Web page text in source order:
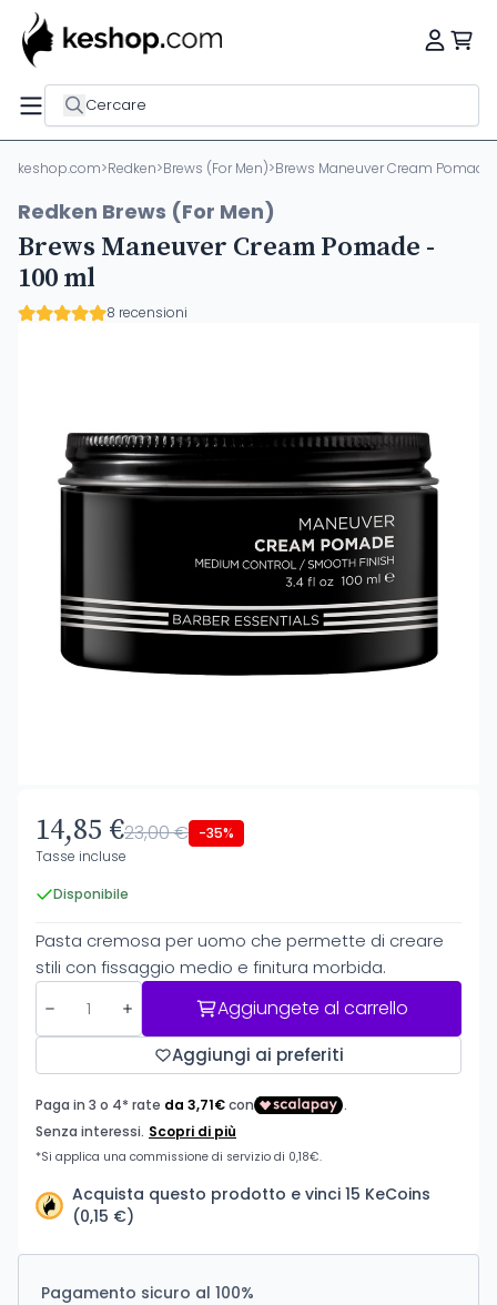
Cercare
keshop.com>Redken>Brews (For Men)>Brews Maneuver Cream Pomade
Redken Brews (For Men)
Brews Maneuver Cream Pomade -
100 ml
8 recensioni
14,85 €23,00 € -35%
Tasse incluse
Disponibile
Pasta cremosa per uomo che permette di creare
stili con fissaggio medio e finitura morbida.
Aggiungete al carrello
Aggiungi ai preferiti
Acquista questo prodotto e vinci 15 KeCoins
(0,15 €)
Pagamento sicuro al 100%